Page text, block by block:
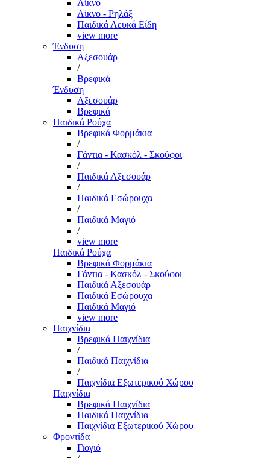
Λίκνο
Λίκνο - Ρηλάξ
Παιδικά Λευκά Είδη
view more
Ένδυση
Αξεσουάρ
/
Βρεφικά
Ένδυση
Αξεσουάρ
Βρεφικά
Παιδικά Ρούχα
Βρεφικά Φορμάκια
/
Γάντια - Κασκόλ - Σκούφοι
/
Παιδικά Αξεσουάρ
/
Παιδικά Εσώρουχα
/
Παιδικά Μαγιό
/
view more
Παιδικά Ρούχα
Βρεφικά Φορμάκια
Γάντια - Κασκόλ - Σκούφοι
Παιδικά Αξεσουάρ
Παιδικά Εσώρουχα
Παιδικά Μαγιό
view more
Παιχνίδια
Βρεφικά Παιχνίδια
/
Παιδικά Παιχνίδια
/
Παιχνίδια Εξωτερικού Χώρου
Παιχνίδια
Βρεφικά Παιχνίδια
Παιδικά Παιχνίδια
Παιχνίδια Εξωτερικού Χώρου
Φροντίδα
Γιογιό